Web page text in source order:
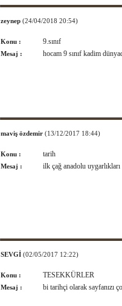
zeynep (24/04/2018 20:54)
Konu : 9.sınıf
Mesaj : hocam 9 sınıf kadim
maviş özdemir (13/12/2017 18:44)
Konu : tarih
Mesaj : ilk çağ anadolu
SEVGİ (02/05/2017 12:22)
Konu : TESEKKÜRLER
Mesaj : bi tarihçi olarak sayfanızı